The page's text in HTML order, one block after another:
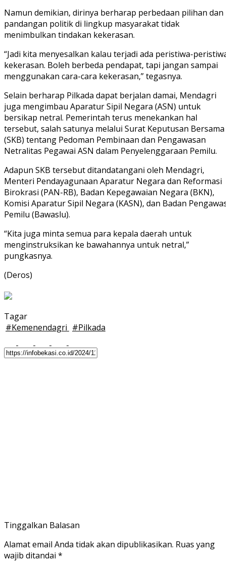
Namun demikian, dirinya berharap perbedaan pilihan dan
pandangan politik di lingkup masyarakat tidak
menimbulkan tindakan kekerasan.
“Jadi kita menyesalkan kalau terjadi ada peristiwa-
kekerasan. Boleh berbeda pendapat, tapi jangan sampai
menggunakan cara-cara kekerasan,” tegasnya.
Selain berharap Pilkada dapat berjalan damai, Mendagri
juga mengimbau Aparatur Sipil Negara (ASN) untuk
bersikap netral. Pemerintah terus menekankan hal
tersebut, salah satunya melalui Surat Keputusan Bersama
(SKB) tentang Pedoman Pembinaan dan Pengawasan
Netralitas Pegawai ASN dalam Penyelenggaraan Pemilu.
Adapun SKB tersebut ditandatangani oleh Mendagri,
Menteri Pendayagunaan Aparatur Negara dan Reformasi
Birokrasi (PAN-RB), Badan Kepegawaian Negara (BKN),
Komisi Aparatur Sipil Negara (KASN), dan Badan
Pemilu (Bawaslu).
“Kita juga minta semua para kepala daerah untuk
menginstruksikan ke bawahannya untuk netral,”
pungkasnya.
(Deros)
Tagar
#Kemenendagri #Pilkada
Tinggalkan Balasan
Alamat email Anda tidak akan dipublikasikan. Ruas yang
wajib ditandai *